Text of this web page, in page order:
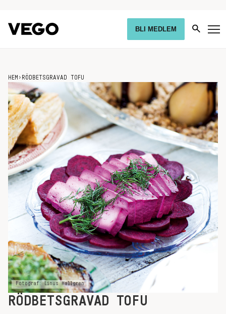
BLI MEDLEM
HEM › RÖDBETSGRAVAD TOFU
Fotograf: Linus Hallgren
RÖDBETSGRAVAD TOFU